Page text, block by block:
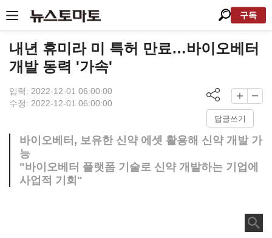
구독
내년 휴미라 미 특허 만료…바이오베터
개발 동력 '가속'
입력: 2022-12-01 06:00:00
수정: 2022-12-01 06:00:00
답글쓰기
바이오베터, 보유한 신약 에셋 활용해 신약 개발 가
능
"바이오베터 플랫폼 기술로 신약 개발하는 기업에
사업적 기회"